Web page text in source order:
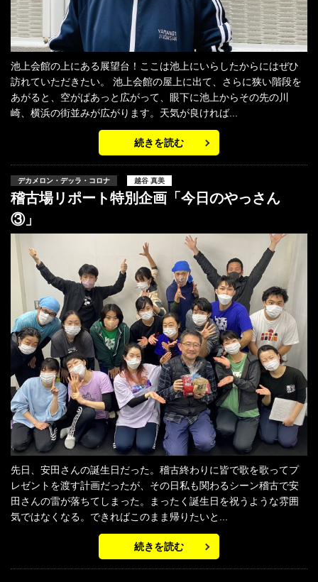
池上会館の上にある展望台！ここは池上にいらしたからにはぜひ
訪れていただきたい。 池上会館の屋上に出て、さらに狭い階段を
あがると、空がぱあっと広がって、眼下に池上からその先の川
崎、横浜の街並みが広がります。天気が良ければ...
続きを読む
デカメロン・デッラ・コロナ 越谷 真美
稽古場リポート特別企画「今日のやっさん
③」
先日、安田さんの誕生日だった。稽古終わりに皆で歌を歌ってプ
レゼントを渡す計画だったが、その日私も関わるシーン稽古で安
田さんの雷が落ちてしまった。まったく誕生日を祝うような雰囲
気ではなくなる。できればこのまま帰りたいと...
続きを読む